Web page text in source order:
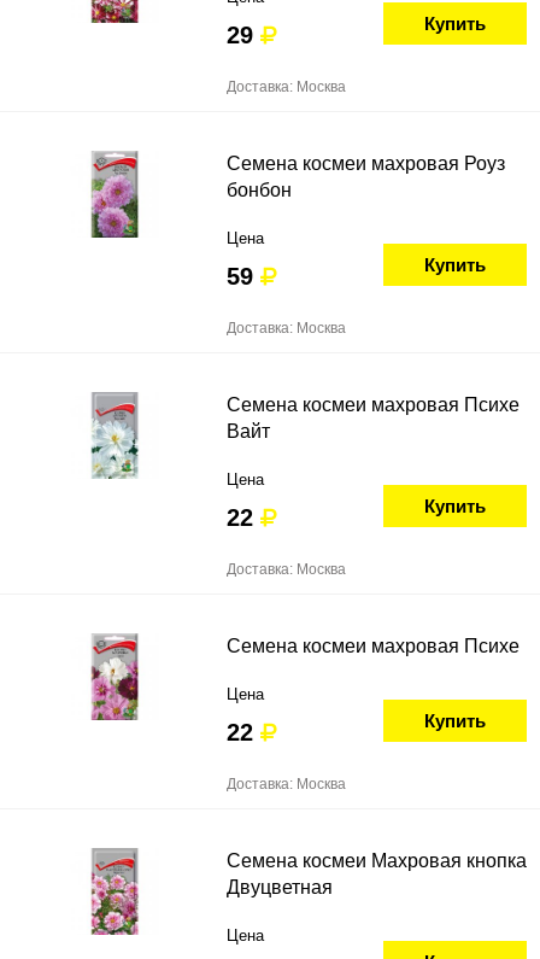
29 Купить
Доставка: Москва
Семена космеи махровая Роуз
бонбон
Цена
59 Купить
Доставка: Москва
Семена космеи махровая Психе
Вайт
Цена
22 Купить
Доставка: Москва
Семена космеи махровая Психе
Цена
22 Купить
Доставка: Москва
Семена космеи Махровая кнопка
Двуцветная
Цена